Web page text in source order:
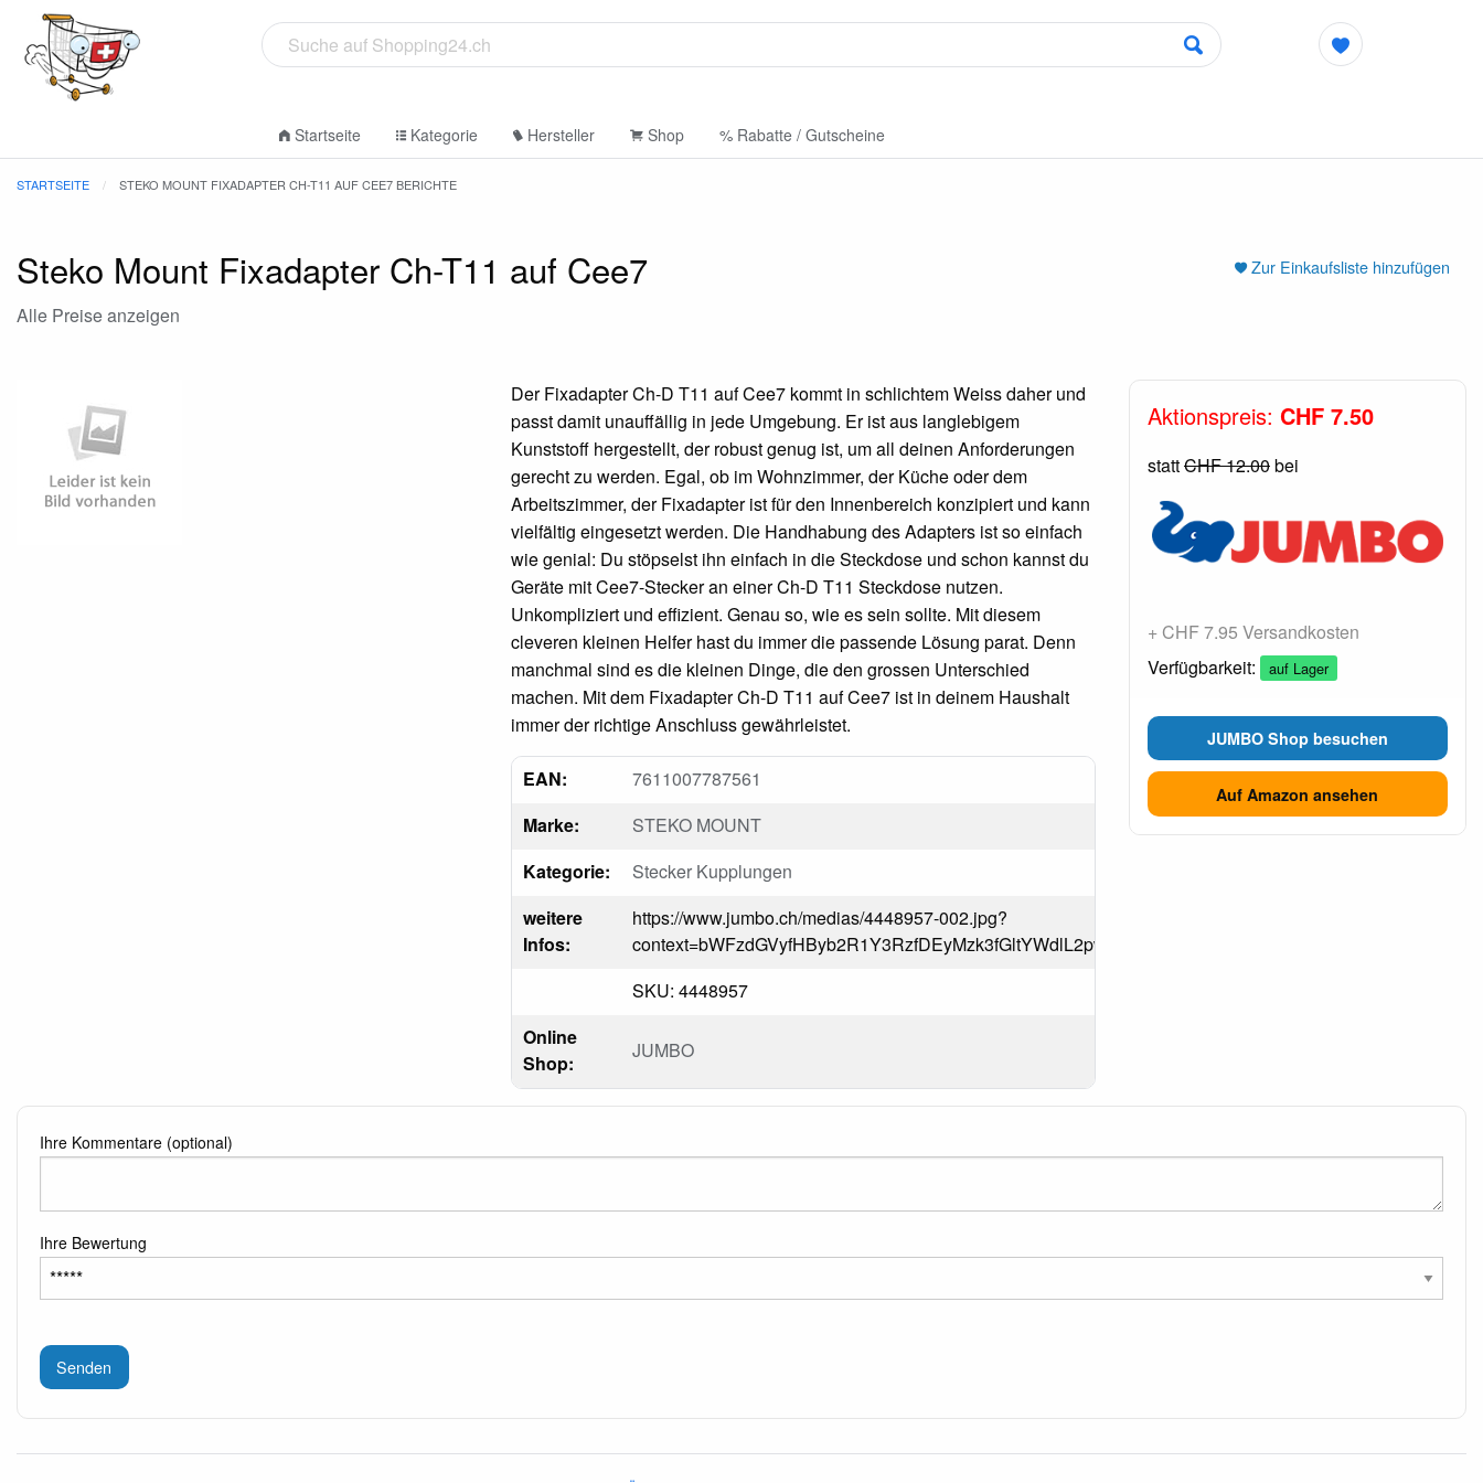
Startseite Kategorie Hersteller Shop % Rabatte / Gutscheine
STARTSEITE STEKO MOUNT FIXADAPTER CH-T11 AUF CEE7 BERICHTE
Zur Einkaufsliste hinzufügen
Steko Mount Fixadapter Ch-T11 auf Cee7
Alle Preise anzeigen
Der Fixadapter Ch-D T11 auf Cee7 kommt in schlichtem Weiss daher und
passt damit unauffällig in jede Umgebung. Er ist aus langlebigem
Kunststoff hergestellt, der robust genug ist, um all deinen Anforderungen
gerecht zu werden. Egal, ob im Wohnzimmer, der Küche oder dem
Arbeitszimmer, der Fixadapter ist für den Innenbereich konzipiert und kann
vielfältig eingesetzt werden. Die Handhabung des Adapters ist so einfach
wie genial: Du stöpselst ihn einfach in die Steckdose und schon kannst du
Geräte mit Cee7-Stecker an einer Ch-D T11 Steckdose nutzen.
Unkompliziert und effizient. Genau so, wie es sein sollte. Mit diesem
cleveren kleinen Helfer hast du immer die passende Lösung parat. Denn
manchmal sind es die kleinen Dinge, die den grossen Unterschied
machen. Mit dem Fixadapter Ch-D T11 auf Cee7 ist in deinem Haushalt
immer der richtige Anschluss gewährleistet.
EAN:
7611007787561
Marke:
STEKO MOUNT
Kategorie:
Stecker Kupplungen
weitere
Infos:
https://www.jumbo.ch/medias/4448957-002.jpg?
SKU: 4448957
Online
Shop:
JUMBO
Aktionspreis: CHF 7.50
stattCHF 12.00bei
+ CHF 7.95 Versandkosten
Verfügbarkeit:
auf Lager
JUMBO Shop besuchen
Auf Amazon ansehen
Ihre Kommentare (optional)
Ihre Bewertung
Senden